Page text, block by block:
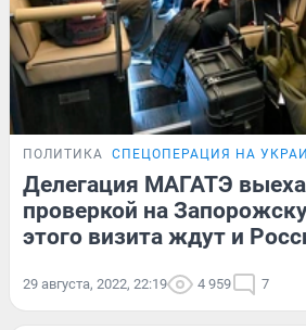
ПОЛИТИКА СПЕЦОПЕРАЦИЯ НА
Делегация МАГАТЭ
проверкой на
этого визита ждут и
29 августа, 2022, 22:19 4 959 7